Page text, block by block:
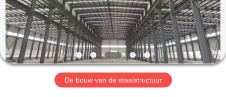
VIDEO'S
VR
-
De bouw van de staalstructuur